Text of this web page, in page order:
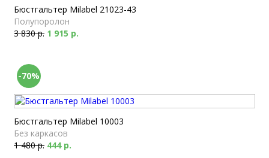
Бюстгальтер Milabel 21023-43
Полупоролон
3 830 р. 1 915 р.
-70%
Бюстгальтер Milabel 10003
Без каркасов
1 480 р. 444 р.